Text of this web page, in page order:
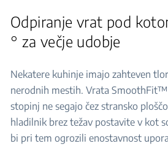
Odpiranje vrat pod
° za večje udobje
Nekatere kuhinje imajo zahteven
nerodnih mestih. Vrata
stopinj ne segajo čez stransko
hladilnik brez težav postavite v kot
bi pri tem ogrozili enostavnost